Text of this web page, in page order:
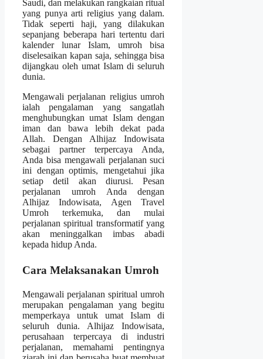
Saudi, dan melakukan rangkaian ritual
yang punya arti religius yang dalam.
Tidak seperti haji, yang dilakukan
sepanjang beberapa hari tertentu dari
kalender lunar Islam, umroh bisa
diselesaikan kapan saja, sehingga bisa
dijangkau oleh umat Islam di seluruh
dunia.
Mengawali perjalanan religius umroh
ialah pengalaman yang sangatlah
menghubungkan umat Islam dengan
iman dan bawa lebih dekat pada
Allah. Dengan Alhijaz Indowisata
sebagai partner terpercaya Anda,
Anda bisa mengawali perjalanan suci
ini dengan optimis, mengetahui jika
setiap detil akan diurusi. Pesan
perjalanan umroh Anda dengan
Alhijaz Indowisata, Agen Travel
Umroh terkemuka, dan mulai
perjalanan spiritual transformatif yang
akan meninggalkan imbas abadi
kepada hidup Anda.
Cara Melaksanakan Umroh
Mengawali perjalanan spiritual umroh
merupakan pengalaman yang begitu
memperkaya untuk umat Islam di
seluruh dunia. Alhijaz Indowisata,
perusahaan terpercaya di industri
perjalanan, memahami pentingnya